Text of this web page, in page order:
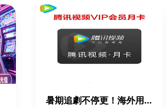
暑期追劇不停更！海外用